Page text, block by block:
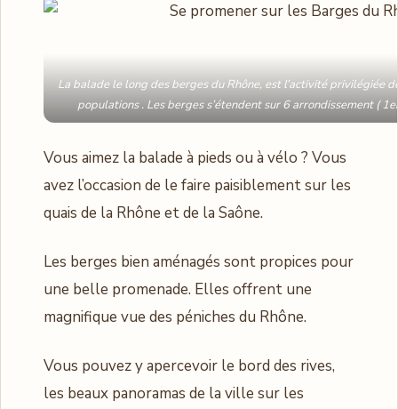
La balade le long des berges du Rhône, est l’activité privilégiée
populations . Les berges s’étendent sur 6 arrondissement (
Vous aimez la balade à pieds ou à vélo ? Vous
avez l’occasion de le faire paisiblement sur les
quais de la Rhône et de la Saône.
Les berges bien aménagés sont propices pour
une belle promenade. Elles offrent une
magnifique vue des péniches du Rhône.
Vous pouvez y apercevoir le bord des rives,
les beaux panoramas de la ville sur les